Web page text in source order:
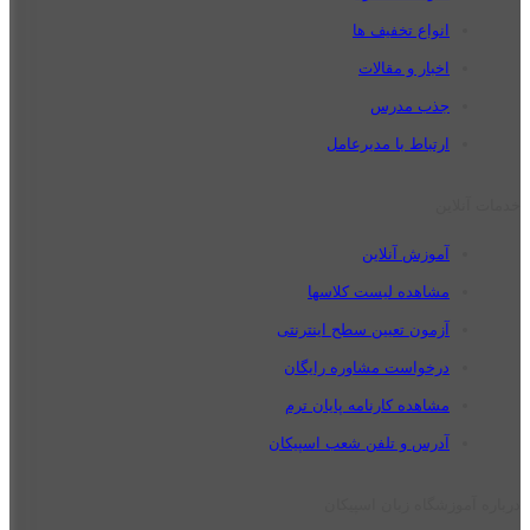
انواع تخفیف ها
اخبار و مقالات
جذب مدرس
ارتباط با مدیرعامل
آموزش آنلاین
مشاهده لیست کلاسها
آزمون تعیین سطح اینترنتی
درخواست مشاوره رایگان
مشاهده کارنامه پایان ترم
آدرس و تلفن شعب اسپیکان